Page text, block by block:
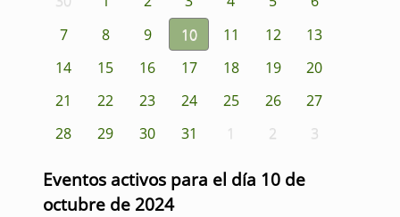
7
8 9 10 11 12
13
14
15 16 17 18 19
20
21
22 23 24 25 26
27
28
29 30 31 1 2 3
Eventos activos para el día 10 de
octubre de 2024